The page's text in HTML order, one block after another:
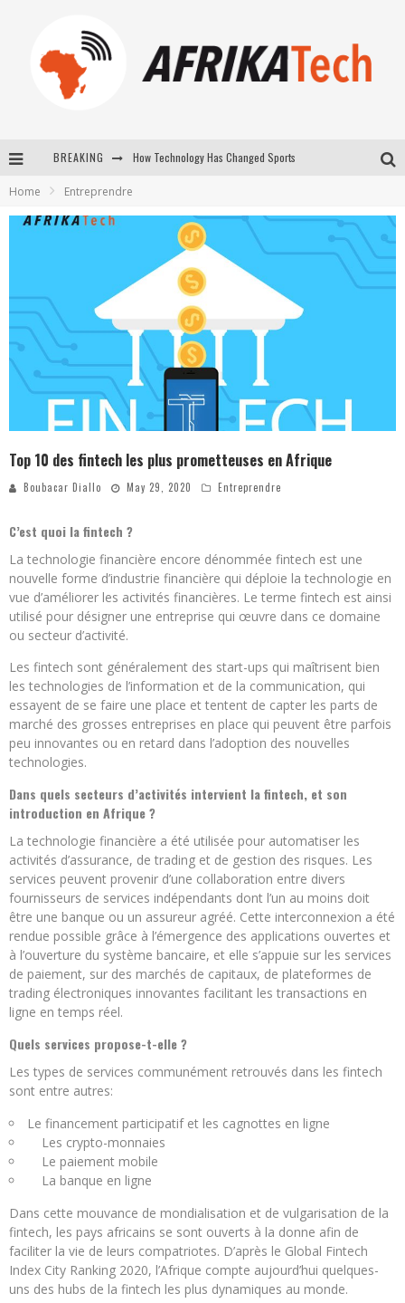
BREAKING
How Technology Has Changed Sports
Home Entreprendre
Top 10 des fintech les plus prometteuses en Afrique
Boubacar Diallo May 29, 2020 Entreprendre
C’est quoi la fintech ?
La technologie financière encore dénommée fintech est une
nouvelle forme d’industrie financière qui déploie la technologie en
vue d’améliorer les activités financières. Le terme fintech est ainsi
utilisé pour désigner une entreprise qui œuvre dans ce domaine
ou secteur d’activité.
Les fintech sont généralement des start-ups qui maîtrisent bien
les technologies de l’information et de la communication, qui
essayent de se faire une place et tentent de capter les parts de
marché des grosses entreprises en place qui peuvent être parfois
peu innovantes ou en retard dans l’adoption des nouvelles
technologies.
Dans quels secteurs d’activités intervient la fintech, et son
introduction en Afrique ?
La technologie financière a été utilisée pour automatiser les
activités d’assurance, de trading et de gestion des risques. Les
services peuvent provenir d’une collaboration entre divers
fournisseurs de services indépendants dont l’un au moins doit
être une banque ou un assureur agréé. Cette interconnexion a été
rendue possible grâce à l’émergence des applications ouvertes et
à l’ouverture du système bancaire, et elle s’appuie sur les services
de paiement, sur des marchés de capitaux, de plateformes de
trading électroniques innovantes facilitant les transactions en
ligne en temps réel.
Quels services propose-t-elle ?
Les types de services communément retrouvés dans les fintech
sont entre autres:
Le financement participatif et les cagnottes en ligne
Les crypto-monnaies
Le paiement mobile
La banque en ligne
Dans cette mouvance de mondialisation et de vulgarisation de la
fintech, les pays africains se sont ouverts à la donne afin de
faciliter la vie de leurs compatriotes. D’après le Global Fintech
Index City Ranking 2020, l’Afrique compte aujourd’hui quelques-
uns des hubs de la fintech les plus dynamiques au monde.